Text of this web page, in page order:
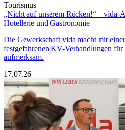
Tourismus
„Nicht auf unserem Rücken!“ – vida-
Hotellerie und Gastronomie
Die Gewerkschaft vida macht mit
festgefahrenen KV-Verhandlungen
aufmerksam.
17.07.26